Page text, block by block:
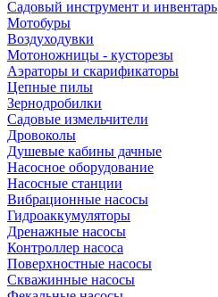
Садовый инструмент и инвентарь
Мотобуры
Воздуходувки
Мотоножницы - кусторезы
Аэраторы и скарификаторы
Цепные пилы
Зернодробилки
Садовые измельчители
Дровоколы
Душевые кабины дачные
Насосное оборудование
Насосные станции
Вибрационные насосы
Гидроаккумуляторы
Дренажные насосы
Контроллер насоса
Поверхностные насосы
Скважинные насосы